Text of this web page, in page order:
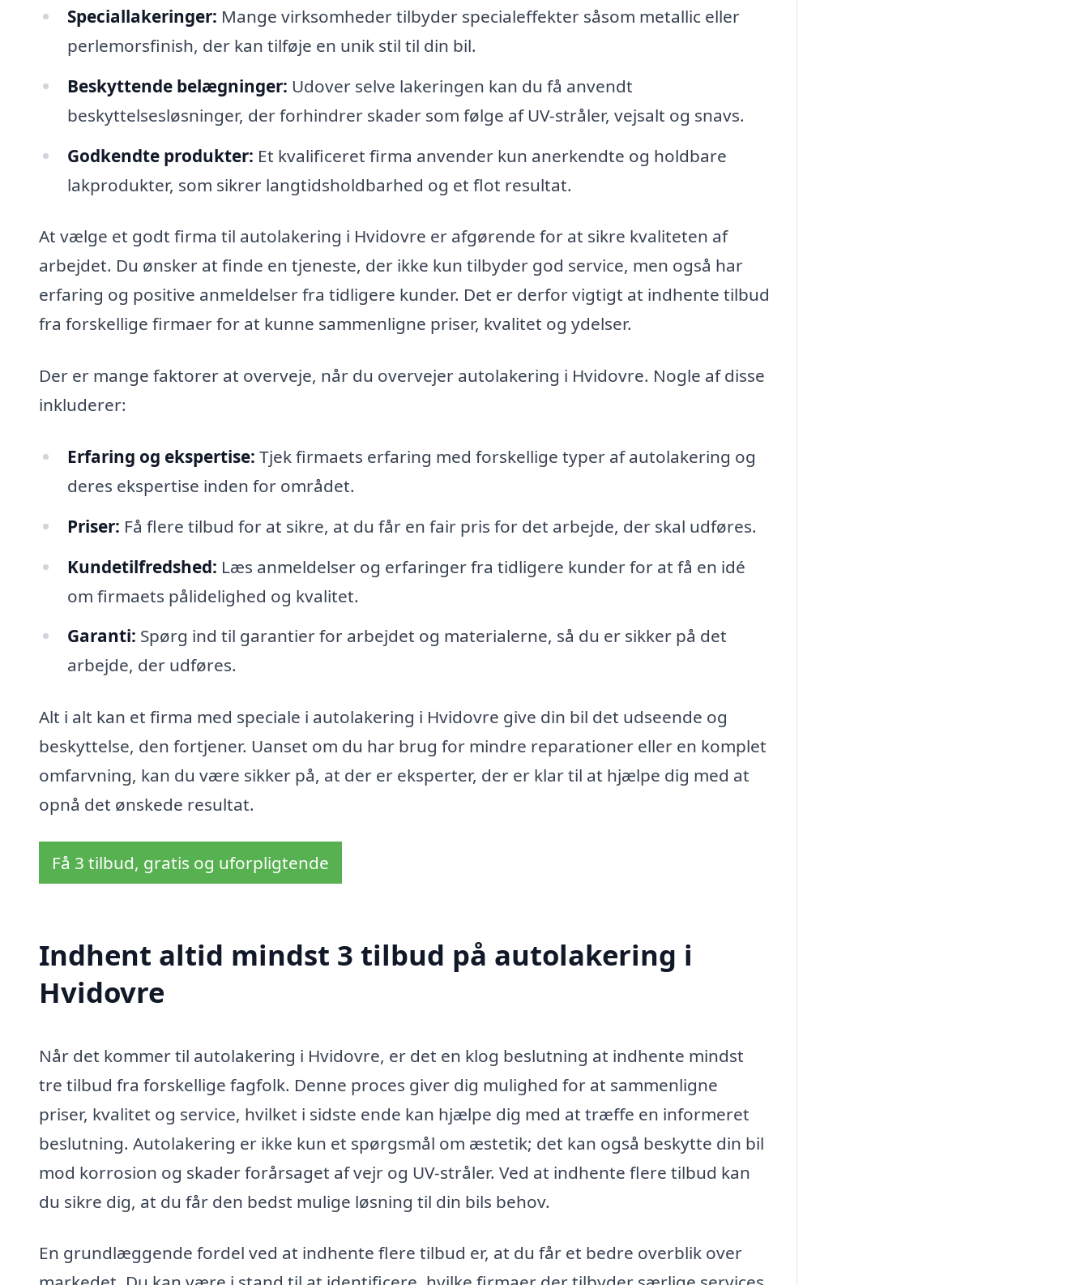
Speciallakeringer: Mange virksomheder tilbyder specialeffekter såsom metallic eller
perlemorsfinish, der kan tilføje en unik stil til din bil.
Beskyttende belægninger: Udover selve lakeringen kan du få anvendt
beskyttelsesløsninger, der forhindrer skader som følge af UV-stråler, vejsalt og snavs.
Godkendte produkter: Et kvalificeret firma anvender kun anerkendte og holdbare
lakprodukter, som sikrer langtidsholdbarhed og et flot resultat.
At vælge et godt firma til autolakering i Hvidovre er afgørende for at sikre kvaliteten af
arbejdet. Du ønsker at finde en tjeneste, der ikke kun tilbyder god service, men også har
erfaring og positive anmeldelser fra tidligere kunder. Det er derfor vigtigt at indhente tilbud
fra forskellige firmaer for at kunne sammenligne priser, kvalitet og ydelser.
Der er mange faktorer at overveje, når du overvejer autolakering i Hvidovre. Nogle af disse
inkluderer:
Erfaring og ekspertise: Tjek firmaets erfaring med forskellige typer af autolakering og
deres ekspertise inden for området.
Priser: Få flere tilbud for at sikre, at du får en fair pris for det arbejde, der skal udføres.
Kundetilfredshed: Læs anmeldelser og erfaringer fra tidligere kunder for at få en idé
om firmaets pålidelighed og kvalitet.
Garanti: Spørg ind til garantier for arbejdet og materialerne, så du er sikker på det
arbejde, der udføres.
Alt i alt kan et firma med speciale i autolakering i Hvidovre give din bil det udseende og
beskyttelse, den fortjener. Uanset om du har brug for mindre reparationer eller en komplet
omfarvning, kan du være sikker på, at der er eksperter, der er klar til at hjælpe dig med at
opnå det ønskede resultat.
Få 3 tilbud, gratis og uforpligtende
Indhent altid mindst 3 tilbud på autolakering i
Hvidovre
Når det kommer til autolakering i Hvidovre, er det en klog beslutning at indhente mindst
tre tilbud fra forskellige fagfolk. Denne proces giver dig mulighed for at sammenligne
priser, kvalitet og service, hvilket i sidste ende kan hjælpe dig med at træffe en informeret
beslutning. Autolakering er ikke kun et spørgsmål om æstetik; det kan også beskytte din bil
mod korrosion og skader forårsaget af vejr og UV-stråler. Ved at indhente flere tilbud kan
du sikre dig, at du får den bedst mulige løsning til din bils behov.
En grundlæggende fordel ved at indhente flere tilbud er, at du får et bedre overblik over